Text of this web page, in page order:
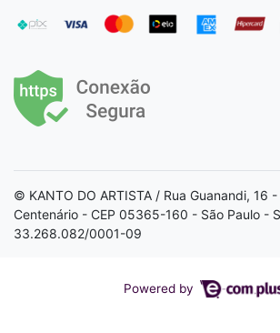
© KANTO DO ARTISTA / Rua Guanandi, 16
Centenário - CEP 05365-160 - São Paulo -
33.268.082/0001-09
Powered by